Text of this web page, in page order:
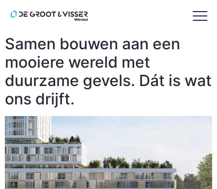
Tag:M.J. de Nijs
Samen bouwen aan een
mooiere wereld met
duurzame gevels. Dát is wat
ons drijft.